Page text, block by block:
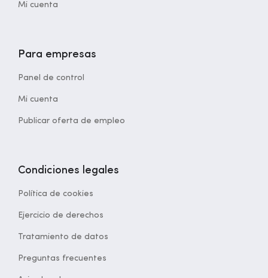
Mi cuenta
Para empresas
Panel de control
Mi cuenta
Publicar oferta de empleo
Condiciones legales
Política de cookies
Ejercicio de derechos
Tratamiento de datos
Preguntas frecuentes